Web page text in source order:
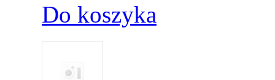
Do koszyka